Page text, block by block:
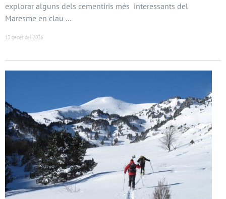
explorar alguns dels cementiris més interessants del
Maresme en clau …
13 gener del 2026